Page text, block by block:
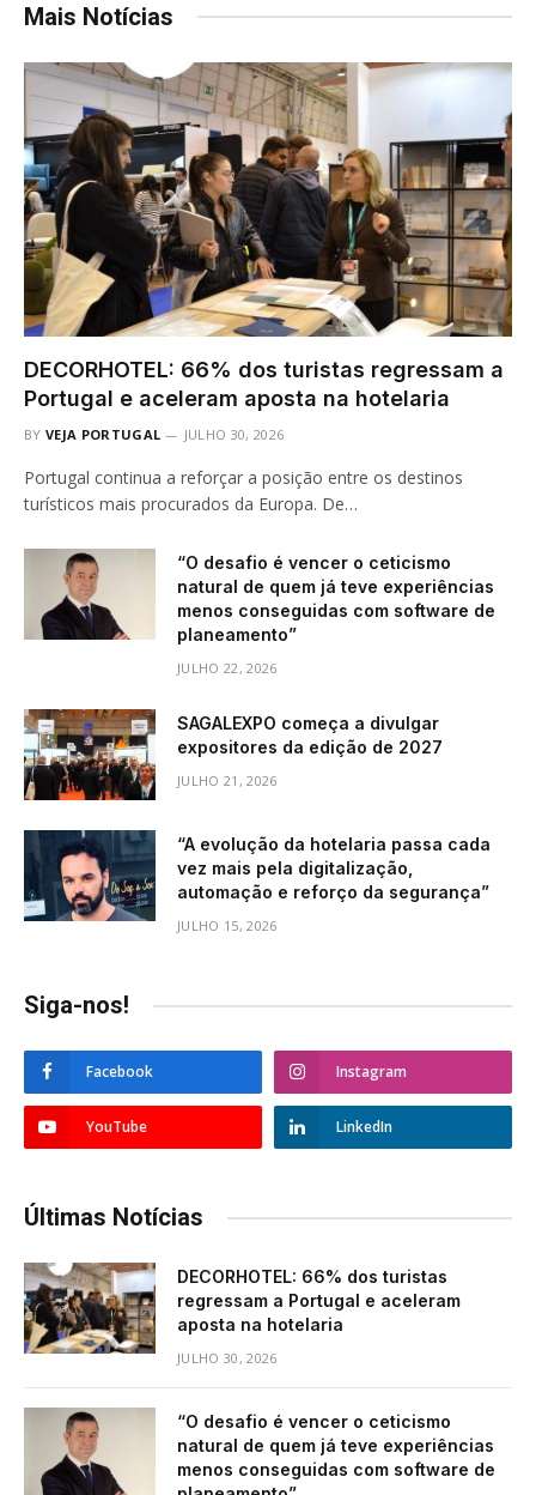
Mais Notícias
DECORHOTEL: 66% dos turistas regressam a
Portugal e aceleram aposta na hotelaria
BY VEJA PORTUGAL JULHO 30, 2026
Portugal continua a reforçar a posição entre os destinos
turísticos mais procurados da Europa. De…
“O desafio é vencer o ceticismo
natural de quem já teve experiências
menos conseguidas com software de
planeamento”
JULHO 22, 2026
SAGALEXPO começa a divulgar
expositores da edição de 2027
JULHO 21, 2026
“A evolução da hotelaria passa cada
vez mais pela digitalização,
automação e reforço da segurança”
JULHO 15, 2026
Siga-nos!
Facebook Instagram
YouTube LinkedIn
Últimas Notícias
DECORHOTEL: 66% dos turistas
regressam a Portugal e aceleram
aposta na hotelaria
JULHO 30, 2026
“O desafio é vencer o ceticismo
natural de quem já teve experiências
menos conseguidas com software de